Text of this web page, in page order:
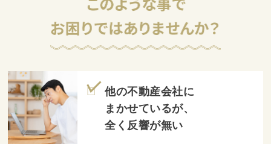
他の不動産会社に
まかせているが、
全く反響が無い